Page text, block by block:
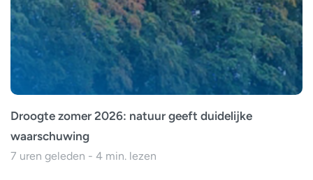
Droogte zomer 2026: natuur geeft duidelijke
waarschuwing
7 uren geleden - 4 min. lezen